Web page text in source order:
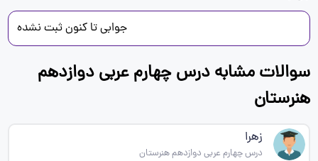
جوابی تا کنون ثبت نشده
سوالات مشابه درس چهارم عربی دوازدهم
هنرستان
زهرا
درس چهارم عربی دوازدهم هنرستان